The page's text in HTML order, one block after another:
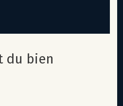
du bien